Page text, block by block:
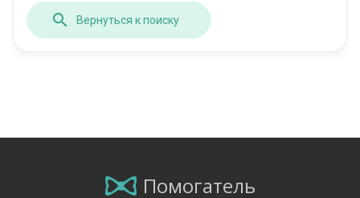
Вернуться к поиску
Помогатель